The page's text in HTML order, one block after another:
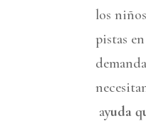
los
pistas
ayuda